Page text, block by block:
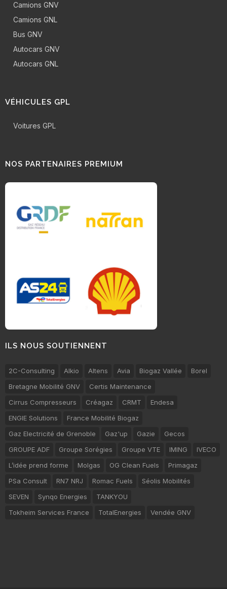
Camions GNV
Camions GNL
Bus GNV
Autocars GNV
Autocars GNL
VÉHICULES GPL
Voitures GPL
NOS PARTENAIRES PREMIUM
ILS NOUS SOUTIENNENT
2C-Consulting Alkio Altens Avia Biogaz Vallée
Borel
Bretagne Mobilité GNV
Certis Maintenance
Cirrus Compresseurs
Créagaz CRMT
Endesa
ENGIE Solutions
France Mobilité Biogaz
Gaz Electricité de Grenoble
Gaz'up Gazie
Gecos
GROUPE ADF
Groupe Sorégies Groupe VTE IMING
IVECO
L’idée prend forme
Molgas OG Clean Fuels
Primagaz
PSa Consult
RN7 NRJ Romac Fuels
Séolis Mobilités
SEVEN
Synqo Energies
TANKYOU
Tokheim Services France
TotalEnergies Vendée GNV